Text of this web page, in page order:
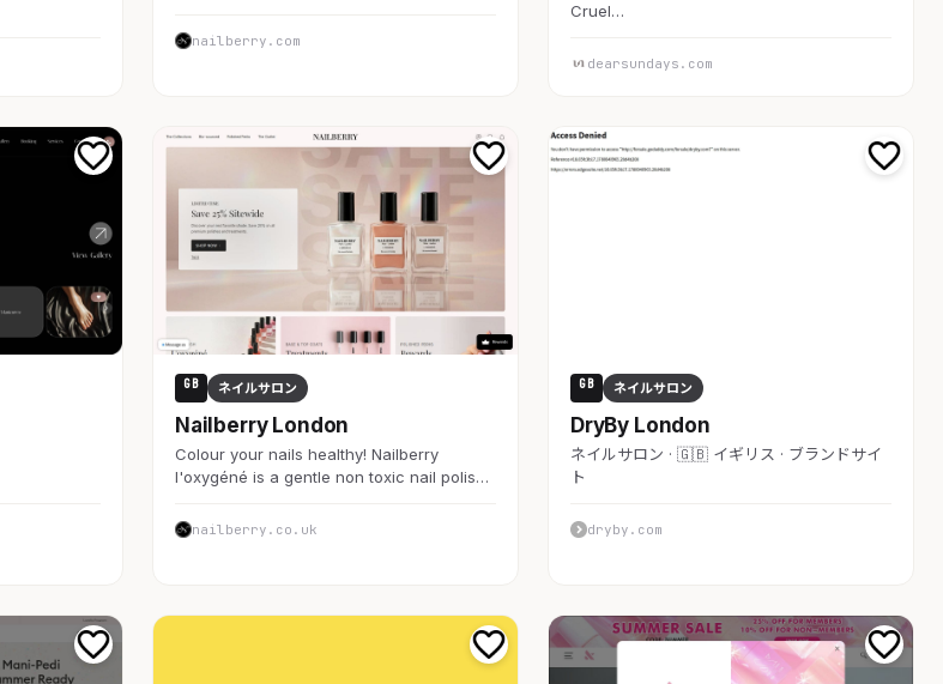
nailberry.com
Cruel…
dearsundays.com
GB ネイルサロン
Nailberry London
Colour your nails healthy! Nailberry
l'oxygéné is a gentle non toxic nail polis…
nailberry.co.uk
GB ネイルサロン
DryBy London
ネイルサロン · 🇬🇧 イギリス · ブランドサイ
ト
dryby.com